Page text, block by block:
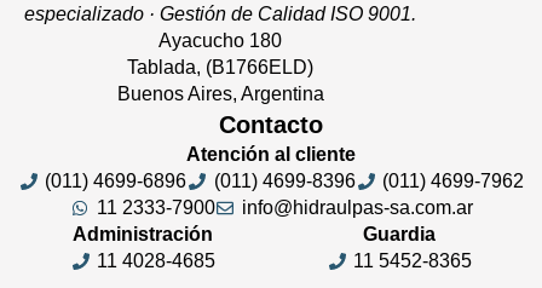
especializado · Gestión de Calidad ISO 9001.
Ayacucho 180
Tablada, (B1766ELD)
Buenos Aires, Argentina
Contacto
Atención al cliente
(011) 4699-6896
(011) 4699-8396
(011) 4699-7962
11 2333-7900
info@hidraulpas-sa.com.ar
Administración
11 4028-4685
Guardia
11 5452-8365